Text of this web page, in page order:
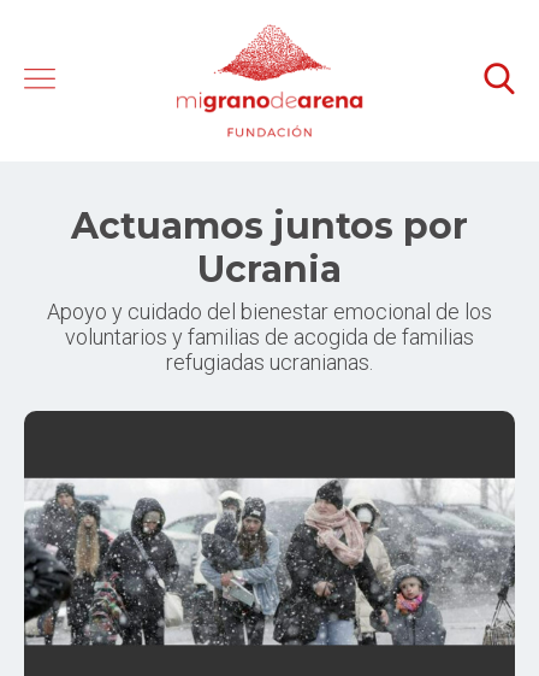
Actuamos juntos por
Ucrania
Apoyo y cuidado del bienestar emocional de los
voluntarios y familias de acogida de familias
refugiadas ucranianas.